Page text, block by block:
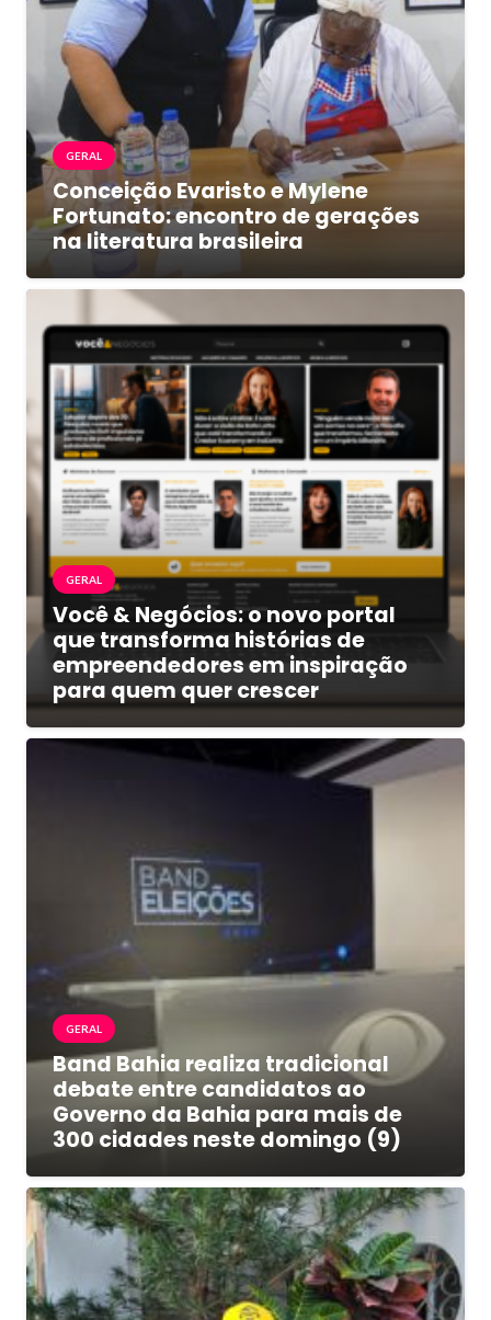
GERAL
Conceição Evaristo e Mylene
Fortunato: encontro de gerações
na literatura brasileira
GERAL
Você & Negócios: o novo portal
que transforma histórias de
empreendedores em inspiração
para quem quer crescer
GERAL
Band Bahia realiza tradicional
debate entre candidatos ao
Governo da Bahia para mais de
300 cidades neste domingo (9)